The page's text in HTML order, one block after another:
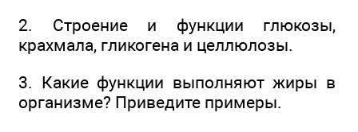
2. Строение и функции глюкозы,
крахмала, гликогена и целлюлозы.
3. Какие функции выполняют жиры в
организме? Приведите примеры.